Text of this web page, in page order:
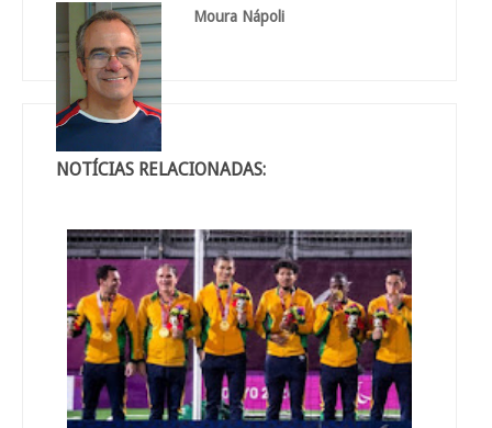
Moura Nápoli
NOTÍCIAS RELACIONADAS: